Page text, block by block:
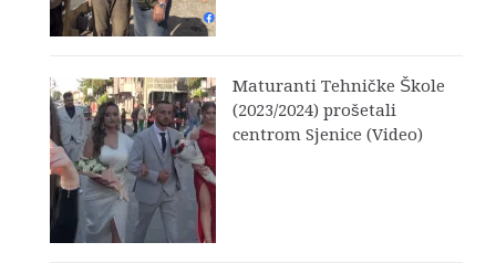
Maturanti Tehničke Škole
(2023/2024) prošetali
centrom Sjenice (Video)